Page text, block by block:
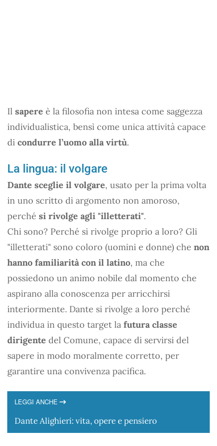
Il sapere è la filosofia non intesa come saggezza
individualistica, bensì come unica attività capace
di condurre l’uomo alla virtù.
La lingua: il volgare
Dante sceglie il volgare, usato per la prima volta
in uno scritto di argomento non amoroso,
perché si rivolge agli "illetterati".
Chi sono? Perché si rivolge proprio a loro? Gli
"illetterati" sono coloro (uomini e donne) che non
hanno familiarità con il latino, ma che
possiedono un animo nobile dal momento che
aspirano alla conoscenza per arricchirsi
interiormente. Dante si rivolge a loro perché
individua in questo target la futura classe
dirigente del Comune, capace di servirsi del
sapere in modo moralmente corretto, per
garantire una convivenza pacifica.
LEGGI ANCHE
Dante Alighieri: vita, opere e pensiero